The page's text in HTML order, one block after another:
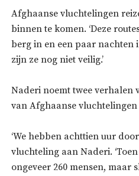
Afghaanse vluchtelingen
binnen te komen. ‘Deze
berg in en een paar nachten
zijn ze nog niet veilig.’
Naderi noemt twee verhalen
van Afghaanse
‘We hebben achttien uur
vluchteling aan Naderi.
ongeveer 260 mensen,